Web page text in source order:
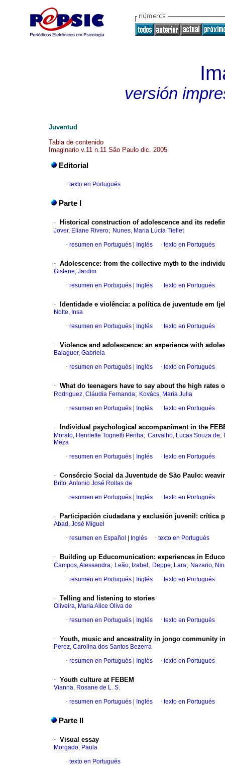
versión
Juventud
Tabla de contenido
Imaginario v.11 n.11 São Paulo dic. 2005
Editorial
· texto en Portugués
Parte I
· Historical construction of adolescence and its
Jover, Eliane Rivero; Nunes, Maria Lúcia Tiellet
· resumen en Portugués Inglés · texto en Portugués
· Adolescence: from the collective myth to the
Gislene, Jardim
· resumen en Portugués Inglés · texto en Portugués
· Identidade e violência: a política de juventude em
Nolte, Insa
· resumen en Portugués Inglés · texto en Portugués
· Violence and adolescence: an experience with
Balaguer, Gabriela
· resumen en Portugués Inglés · texto en Portugués
· What do teenagers have to say about the high rates
Rodriguez, Cláudia Fernanda; Kovács, Maria Julia
· resumen en Portugués Inglés · texto en Portugués
· Individual psychological accompaniment in the
Morato, Henriette Tognetti Penha; Carvalho, Lucas Souza de;
Meza
· resumen en Portugués Inglés · texto en Portugués
· Consórcio Social da Juventude de São Paulo:
Brito, Antonio José Rollas de
· resumen en Portugués Inglés · texto en Portugués
· Participación ciudadana y exclusión juvenil : crítica
Abad, José Miguel
· resumen en Español Inglés · texto en Portugués
· Building up Educomunication: experiences in
Campos, Alessandra; Leão, Izabel ; Deppe, Lara; Nazario,
· resumen en Portugués Inglés · texto en Portugués
· Telling and listening to stories
Oliveira, Maria Alice Oliva de
· resumen en Portugués Inglés · texto en Portugués
· Youth, music and ancestrality in jongo community
Perez, Carolina dos Santos Bezerra
· resumen en Portugués Inglés · texto en Portugués
· Youth culture at FEBEM
Vianna, Rosane de L. S.
· resumen en Portugués Inglés · texto en Portugués
Parte II
· Visual essay
Morgado, Paula
· texto en Portugués